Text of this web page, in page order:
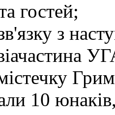
гостей;
з
10